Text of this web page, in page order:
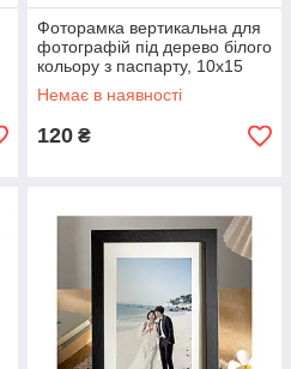
Фоторамка вертикальна для
фотографій під дерево білого
кольору з паспарту, 10х15
см.
Немає в наявності
120 ₴